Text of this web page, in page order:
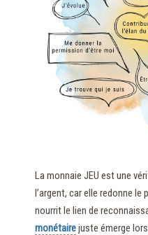
La monnaie JEU est une
l’argent, car elle redonne le
nourrit le lien de
monétairejuste émerge